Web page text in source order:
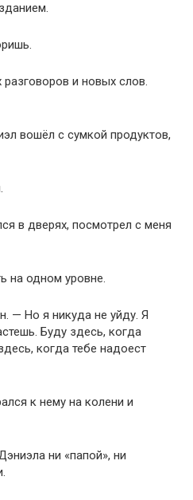
и новых слов.
вошёл с сумкой продуктов,
в дверях, посмотрел с меня
на одном уровне.
— Но я никуда не уйду. Я
Буду здесь, когда
когда тебе надоест
к нему на колени и
ни «папой», ни